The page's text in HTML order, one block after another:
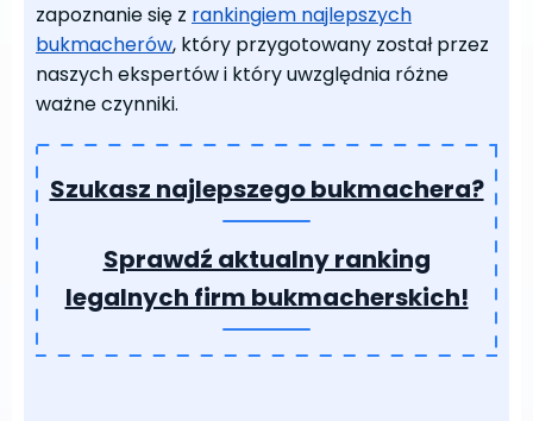
zapoznanie się z rankingiem najlepszych
bukmacherów, który przygotowany został przez
naszych ekspertów i który uwzględnia różne
ważne czynniki.
Szukasz najlepszego bukmachera?
Sprawdź aktualny ranking
legalnych firm bukmacherskich!